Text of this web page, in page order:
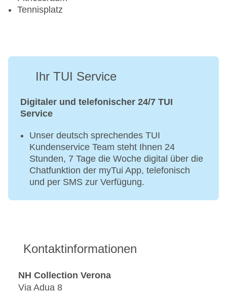
Tennisplatz
Ihr TUI Service
Digitaler und telefonischer 24/7 TUI
Service
Unser deutsch sprechendes TUI
Kundenservice Team steht Ihnen 24
Stunden, 7 Tage die Woche digital über die
Chatfunktion der myTui App, telefonisch
und per SMS zur Verfügung.
Kontaktinformationen
NH Collection Verona
Via Adua 8